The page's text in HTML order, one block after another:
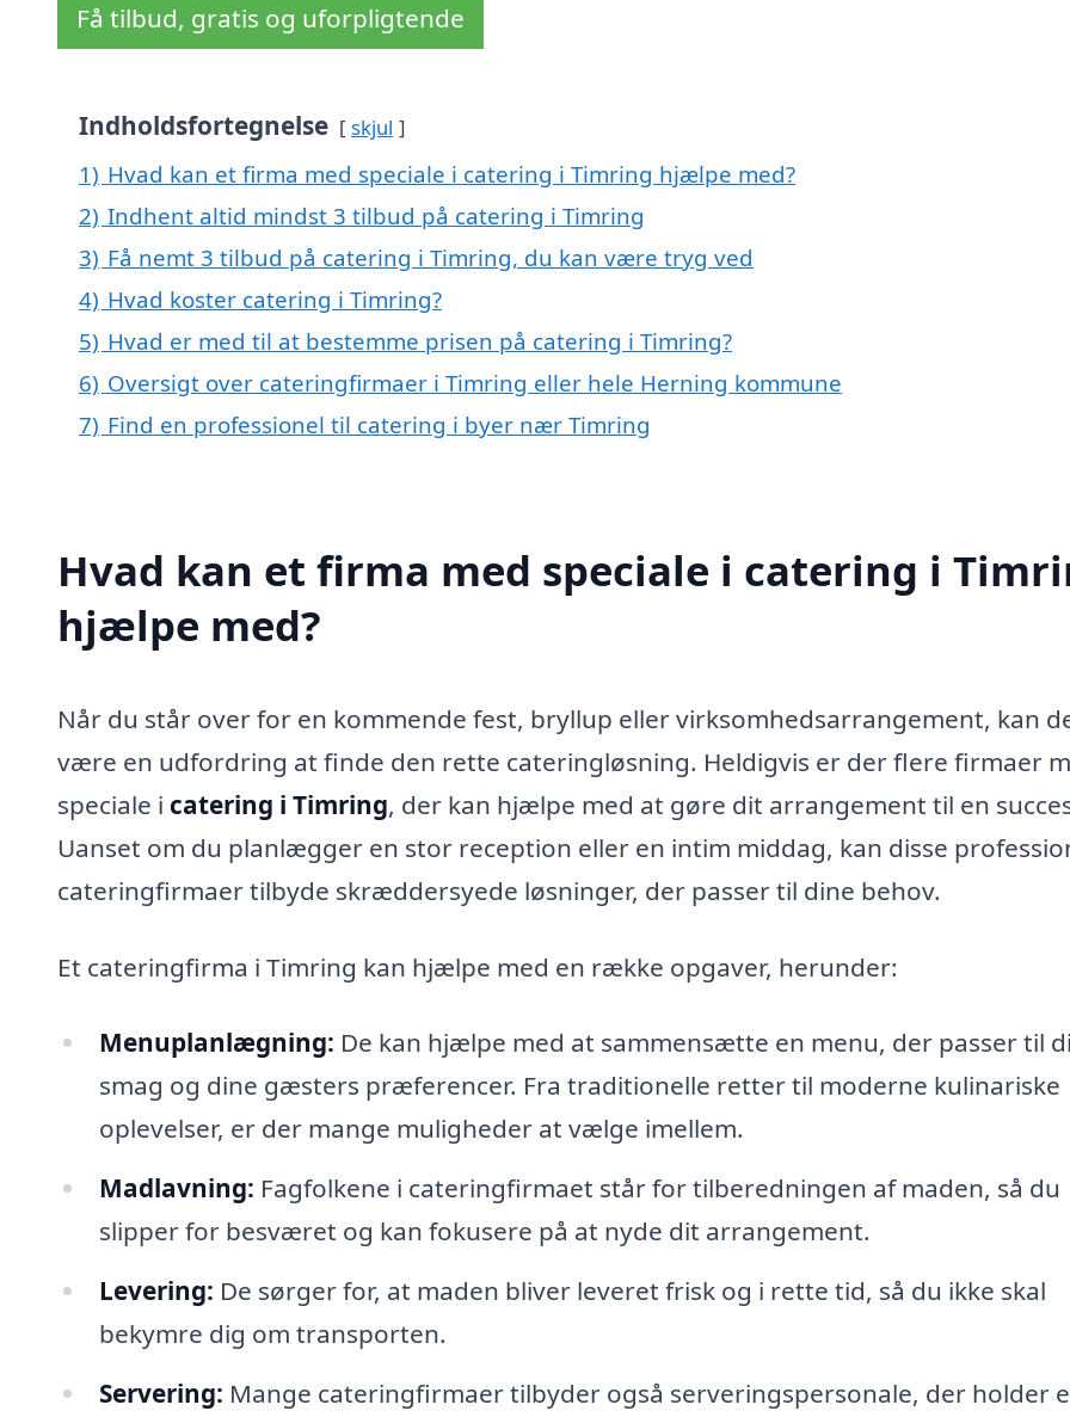
Få tilbud, gratis og uforpligtende
Indholdsfortegnelse skjul
1) Hvad kan et firma med speciale i catering i Timring hjælpe med?
2) Indhent altid mindst 3 tilbud på catering i Timring
3) Få nemt 3 tilbud på catering i Timring, du kan være tryg ved
4) Hvad koster catering i Timring?
5) Hvad er med til at bestemme prisen på catering i Timring?
6) Oversigt over cateringfirmaer i Timring eller hele Herning kommune
7) Find en professionel til catering i byer nær Timring
Hvad kan et firma med speciale i catering i
hjælpe med?
Når du står over for en kommende fest, bryllup eller virksomhedsarrangement, kan
være en udfordring at finde den rette cateringløsning. Heldigvis er der flere firmaer
speciale i catering i Timring, der kan hjælpe med at gøre dit arrangement til en
Uanset om du planlægger en stor reception eller en intim middag, kan disse
cateringfirmaer tilbyde skræddersyede løsninger, der passer til dine behov.
Et cateringfirma i Timring kan hjælpe med en række opgaver, herunder:
Menuplanlægning: De kan hjælpe med at sammensætte en menu, der passer til
smag og dine gæsters præferencer. Fra traditionelle retter til moderne kulinariske
oplevelser, er der mange muligheder at vælge imellem.
Madlavning: Fagfolkene i cateringfirmaet står for tilberedningen af maden, så du
slipper for besværet og kan fokusere på at nyde dit arrangement.
Levering: De sørger for, at maden bliver leveret frisk og i rette tid, så du ikke skal
bekymre dig om transporten.
Servering: Mange cateringfirmaer tilbyder også serveringspersonale, der holder